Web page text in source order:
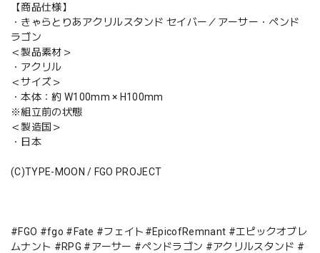
【商品仕様】
・きゃらとりあアクリルスタンド セイバー／アーサー・ペンド
ラゴン
＜製品素材＞
・アクリル
＜サイズ＞
・本体：約 W100mm × H100mm
※組立前の状態
＜製造国＞
・日本
(C)TYPE-MOON / FGO PROJECT
#FGO #fgo #Fate #フェイト#EpicofRemnant #エピックオブレ
ムナント #RPG #アーサー #ペンドラゴン #アクリルスタンド #